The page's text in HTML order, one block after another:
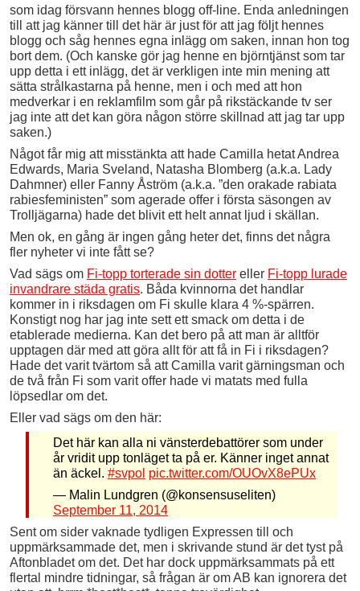
som idag försvann hennes blogg off-line. Enda anledningen
till att jag känner till det här är just för att jag följt hennes
blogg och såg hennes egna inlägg om saken, innan hon tog
bort dem. (Och kanske gör jag henne en björntjänst som tar
upp detta i ett inlägg, det är verkligen inte min mening att
sätta strålkastarna på henne, men i och med att hon
medverkar i en reklamfilm som går på rikstäckande tv ser
jag inte att det kan göra någon större skillnad att jag tar upp
saken.)
Något får mig att misstänkta att hade Camilla hetat Andrea
Edwards, Maria Sveland, Natasha Blomberg (a.k.a. Lady
Dahmner) eller Fanny Åström (a.k.a. ”den orakade rabiata
rabiesfeministen” som agerade offer i första säsongen av
Trolljägarna) hade det blivit ett helt annat ljud i skällan.
Men ok, en gång är ingen gång heter det, finns det några
fler nyheter vi inte fått se?
Vad sägs om Fi-topp torterade sin dotter eller Fi-topp lurade
invandrare städa gratis. Båda kvinnorna det handlar
kommer in i riksdagen om Fi skulle klara 4 %-spärren.
Konstigt nog har jag inte sett ett smack om detta i de
etablerade medierna. Kan det bero på att man är alltför
upptagen där med att göra allt för att få in Fi i riksdagen?
Hade det varit tvärtom så att Camilla varit gärningsman och
de två från Fi som varit offer hade vi matats med fulla
löpsedlar om det.
Eller vad sägs om den här:
Det här kan alla ni vänsterdebattörer som under
år vridit upp tonläget ta på er. Känner inget annat
än äckel. #svpol pic.twitter.com/OUOvX8ePUx
— Malin Lundgren (@konsensuseliten)
September 11, 2014
Sent om sider vaknade tydligen Expressen till och
uppmärksammade det, men i skrivande stund är det tyst på
Aftonbladet om det. Det har dock uppmärksammats på ett
flertal mindre tidningar, så frågan är om AB kan ignorera det